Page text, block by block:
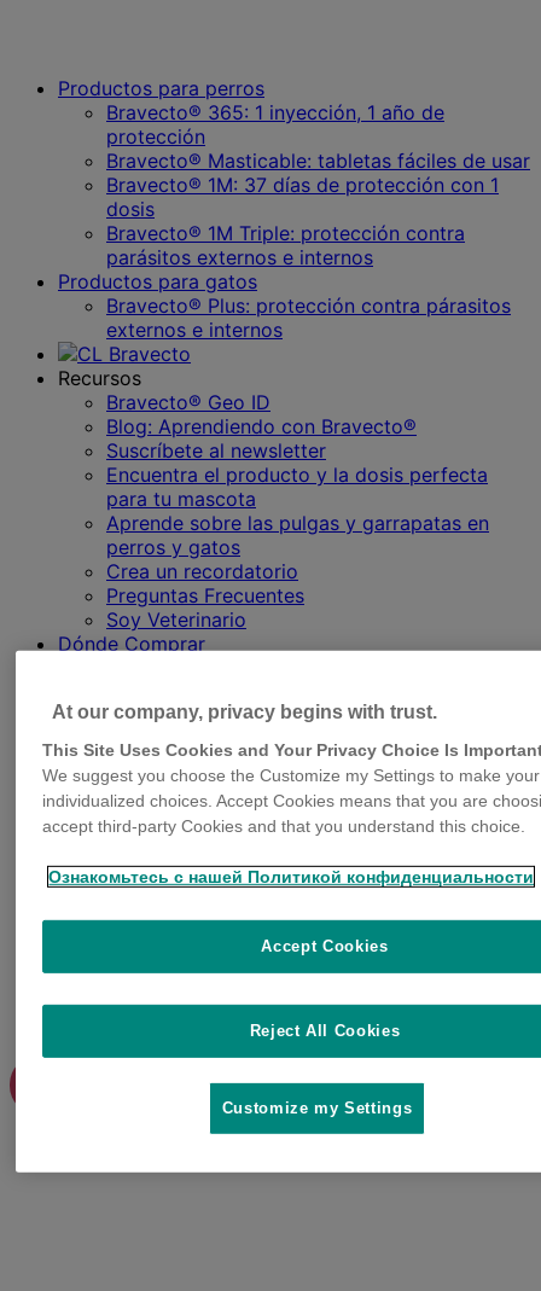
Productos para perros
Bravecto® 365: 1 inyección, 1 año de
protección
Bravecto® Masticable: tabletas fáciles de usar
Bravecto® 1M: 37 días de protección con 1
dosis
Bravecto® 1M Triple: protección contra
parásitos externos e internos
Productos para gatos
Bravecto® Plus: protección contra párasitos
externos e internos
Recursos
Bravecto® Geo ID
Blog: Aprendiendo con Bravecto®
Suscríbete al newsletter
Encuentra el producto y la dosis perfecta
para tu mascota
Aprende sobre las pulgas y garrapatas en
perros y gatos
Crea un recordatorio
Preguntas Frecuentes
Soy Veterinario
Dónde Comprar
Conoce todos los
productos Bravecto® que
tenemos disponibles para
tu perro
Encuentra la mejor opción para proteger a tu perro contra
pulgas, garrapatas y otros parásitos.
Ver productos
At our company, privacy begins with trust.
This Site Uses Cookies and Your Privacy Choice Is
We suggest you choose the Customize my Settings to make your
individualized choices. Accept Cookies means that you are
accept third-party Cookies and that you understand this choice.
Ознакомьтесь с нашей Политикой конфиденциальности
Reject All Cookies
Accept Cookies
Customize my Settings